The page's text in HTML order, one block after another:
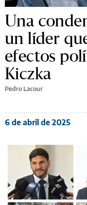
Una
un líder
efectos
Kiczka
Pedro Lacour
6 de abril de 2025